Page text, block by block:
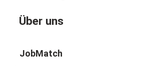
Über uns
JobMatch